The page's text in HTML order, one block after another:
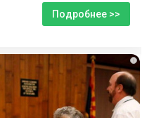
Подробнее >>
i